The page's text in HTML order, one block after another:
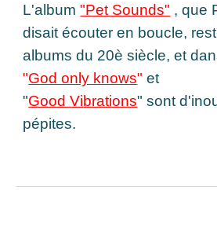
L'album"Pet Sounds" , que
disait écouter en boucle,
albums du 20è siècle, et
"God only knows" et
"Good Vibrations" sont
pépites.